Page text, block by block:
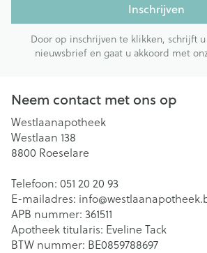
Inschrijven
Door op inschrijven te klikken, schrijft
nieuwsbrief en gaat u akkoord met
Neem contact met ons op
Westlaanapotheek
Westlaan 138
8800 Roeselare
Telefoon: 051 20 20 93
E-mailadres: info@
APB nummer: 361511
Apotheek titularis: Eveline Tack
BTW nummer: BE0859788697